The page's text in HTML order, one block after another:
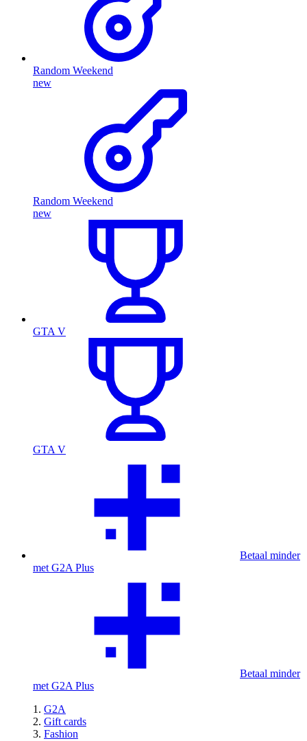
Random Weekend
new
Random Weekend
new
GTA V
GTA V
Betaal minder
met G2A Plus
Betaal minder
met G2A Plus
G2A
Gift cards
Fashion